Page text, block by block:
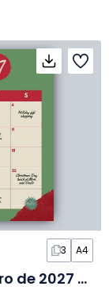
3 A4
Calendário Pessoal de Dezembro de 2027 em Slides